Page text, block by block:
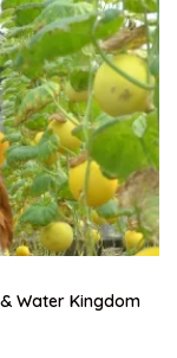
Water Kingdom